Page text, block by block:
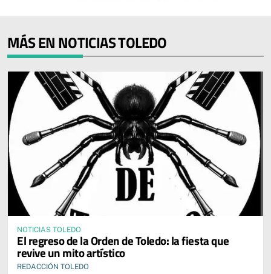
MÁS EN NOTICIAS TOLEDO
NOTICIAS TOLEDO
El regreso de la Orden de Toledo: la fiesta que
revive un mito artístico
REDACCIÓN TOLEDO